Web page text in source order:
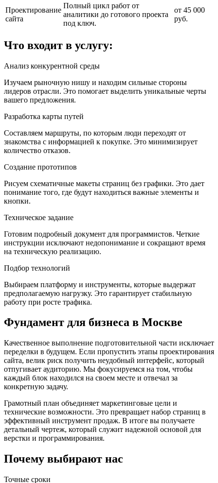
Проектирование
сайта
Полный цикл работ от
аналитики до готового проекта
под ключ.
от 45 000
руб.
Что входит в услугу:
Анализ конкурентной среды
Изучаем рыночную нишу и находим сильные стороны
лидеров отрасли. Это помогает выделить уникальные черты
вашего предложения.
Разработка карты путей
Составляем маршруты, по которым люди переходят от
знакомства с информацией к покупке. Это минимизирует
количество отказов.
Создание прототипов
Рисуем схематичные макеты страниц без графики. Это дает
понимание того, где будут находиться важные элементы и
кнопки.
Техническое задание
Готовим подробный документ для программистов. Четкие
инструкции исключают недопонимание и сокращают время
на техническую реализацию.
Подбор технологий
Выбираем платформу и инструменты, которые выдержат
предполагаемую нагрузку. Это гарантирует стабильную
работу при росте трафика.
Фундамент для бизнеса в Москве
Качественное выполнение подготовительной части исключает
переделки в будущем. Если пропустить этапы проектирования
сайта, велик риск получить неудобный интерфейс, который
отпугивает аудиторию. Мы фокусируемся на том, чтобы
каждый блок находился на своем месте и отвечал за
конкретную задачу.
Грамотный план объединяет маркетинговые цели и
технические возможности. Это превращает набор страниц в
эффективный инструмент продаж. В итоге вы получаете
детальный чертеж, который служит надежной основой для
верстки и программирования.
Почему выбирают нас
Точные сроки